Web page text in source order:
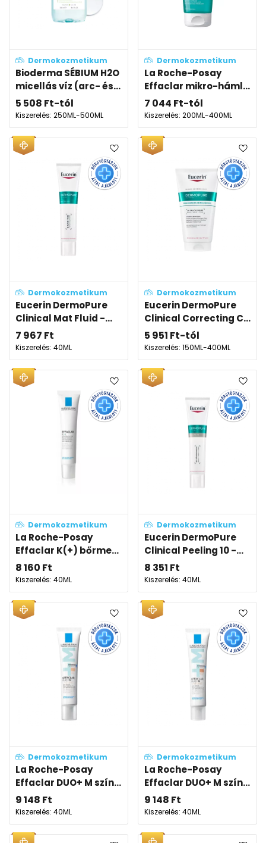
Dermokozmetikum
Bioderma SÉBIUM H2O
micellás víz (arc- és...
5 508 Ft-tól
Kiszerelés: 250ML-500ML
Dermokozmetikum
La Roche-Posay
Effaclar mikro-háml...
7 044 Ft-tól
Kiszerelés: 200ML-400ML
Dermokozmetikum
Eucerin DermoPure
Clinical Mat Fluid -...
7 967 Ft
Kiszerelés: 40ML
Dermokozmetikum
Eucerin DermoPure
Clinical Correcting C...
5 951 Ft-tól
Kiszerelés: 150ML-400ML
Dermokozmetikum
La Roche-Posay
Effaclar K(+) bőrme...
8 160 Ft
Kiszerelés: 40ML
Dermokozmetikum
Eucerin DermoPure
Clinical Peeling 10 -...
8 351 Ft
Kiszerelés: 40ML
Dermokozmetikum
La Roche-Posay
Effaclar DUO+ M szín...
9 148 Ft
Kiszerelés: 40ML
Dermokozmetikum
La Roche-Posay
Effaclar DUO+ M szín...
9 148 Ft
Kiszerelés: 40ML